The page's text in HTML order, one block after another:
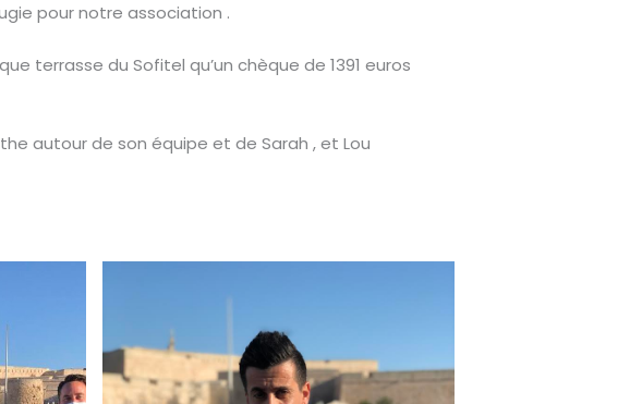
pour notre association .
terrasse du Sofitel qu’un chèque de 1391 euros
autour de son équipe et de Sarah , et Lou